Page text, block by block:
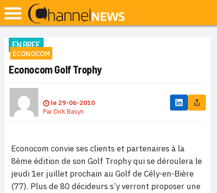
EN BREF
ECONOCOM
Econocom Golf Trophy
le 29-06-2010
ParDirk Basyn
Econocom convie ses clients et partenaires à la
8ème édition de son Golf Trophy qui se déroulera le
jeudi 1er juillet prochain au Golf de Cély-en-Bière
(77). Plus de 80 décideurs s’y verront proposer une